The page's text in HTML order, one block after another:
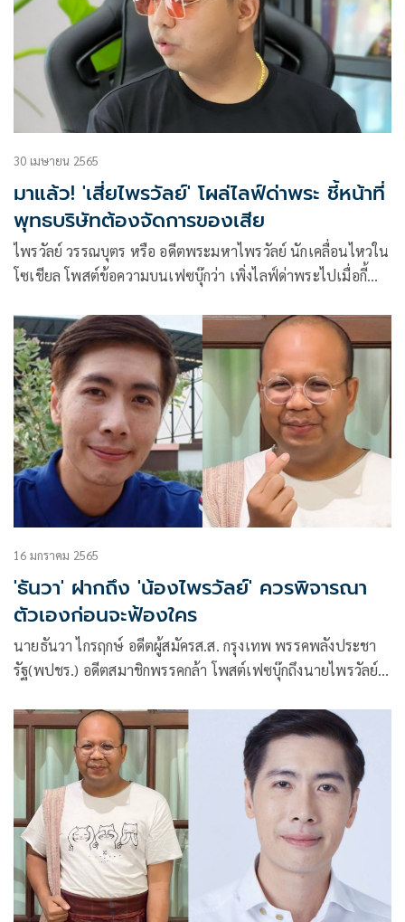
30 เมษายน 2565
มาแล้ว! 'เสี่ยไพรวัลย์' โผล่ไลฟ์ด่าพระ ชี้หน้าที่
พุทธบริษัทต้องจัดการของเสีย
ไพรวัลย์ วรรณบุตร หรือ อดีตพระมหาไพรวัลย์ นักเคลื่อนไหวใน
โซเชียล โพสต์ข้อความบนเฟซบุ๊กว่า เพิ่งไลฟ์ด่าพระไปเมื่อกี้
ต้องมีโยนิโสมนสิการนะครับ ต้องแยกแยะได้
16 มกราคม 2565
'ธันวา' ฝากถึง 'น้องไพรวัลย์' ควรพิจารณา
ตัวเองก่อนจะฟ้องใคร
นายธันวา ไกรฤกษ์ อดีตผู้สมัครส.ส. กรุงเทพ พรรคพลังประชา
รัฐ(พปชร.) อดีตสมาชิกพรรคกล้า โพสต์เฟซบุ๊กถึงนายไพรวัลย์